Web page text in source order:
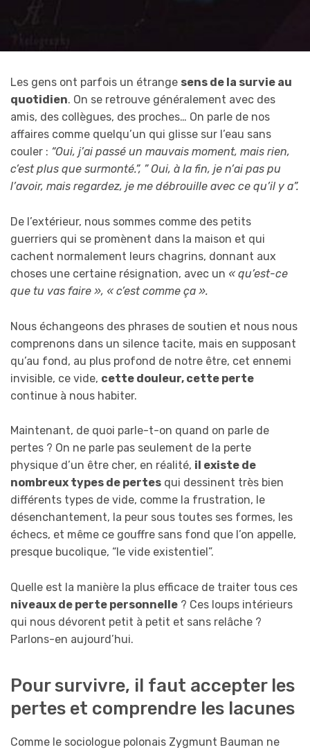
Les gens ont parfois un étrange sens de la survie au
quotidien. On se retrouve généralement avec des
amis, des collègues, des proches… On parle de nos
affaires comme quelqu’un qui glisse sur l’eau sans
couler : “Oui, j’ai passé un mauvais moment, mais rien,
c’est plus que surmonté.”, ” Oui, à la fin, je n’ai pas pu
l’avoir, mais regardez, je me débrouille avec ce qu’il y a”.
De l’extérieur, nous sommes comme des petits
guerriers qui se promènent dans la maison et qui
cachent normalement leurs chagrins, donnant aux
choses une certaine résignation, avec un « qu’est-ce
que tu vas faire », « c’est comme ça ».
Nous échangeons des phrases de soutien et nous nous
comprenons dans un silence tacite, mais en supposant
qu’au fond, au plus profond de notre être, cet ennemi
invisible, ce vide, cette douleur, cette perte
continue à nous habiter.
Maintenant, de quoi parle-t-on quand on parle de
pertes ? On ne parle pas seulement de la perte
physique d’un être cher, en réalité, il existe de
nombreux types de pertes qui dessinent très bien
différents types de vide, comme la frustration, le
désenchantement, la peur sous toutes ses formes, les
échecs, et même ce gouffre sans fond que l’on appelle,
presque bucolique, “le vide existentiel”.
Quelle est la manière la plus efficace de traiter tous ces
niveaux de perte personnelle ? Ces loups intérieurs
qui nous dévorent petit à petit et sans relâche ?
Parlons-en aujourd’hui.
Pour survivre, il faut accepter les
pertes et comprendre les lacunes
Comme le sociologue polonais Zygmunt Bauman ne